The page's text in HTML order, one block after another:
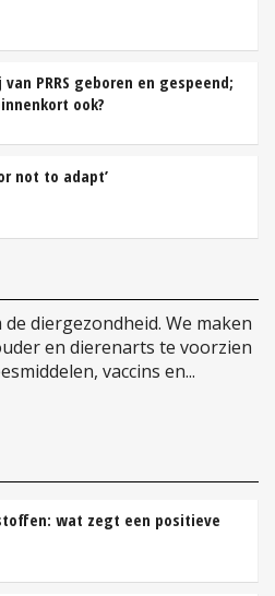
PRRS geboren en gespeend;
ook?
not to adapt’
diergezondheid. We maken
en dierenarts te voorzien
vaccins en...
wat zegt een positieve